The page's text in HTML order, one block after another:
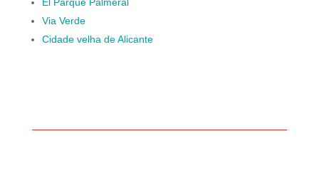
Via Verde
Cidade velha de Alicante